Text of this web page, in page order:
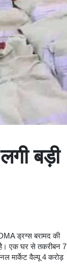
बड़ी
ड्रग्स बरामद की
है। एक घर से तकरीबन 7
मार्केट वैल्यू 4 करोड़